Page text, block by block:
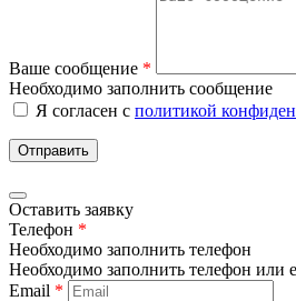
Ваше сообщение *
Необходимо заполнить сообщение
Я согласен с политикой
Отправить
Оставить заявку
Телефон *
Необходимо заполнить телефон
Необходимо заполнить телефон или
Email *